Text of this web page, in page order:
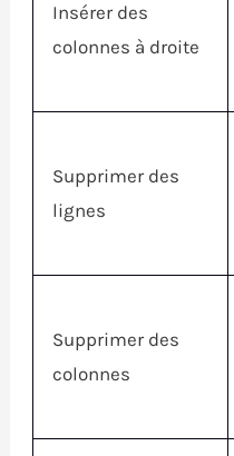
Insérer des
colonnes à droite
Supprimer des
lignes
Supprimer des
colonnes